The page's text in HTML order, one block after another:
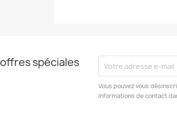
spéciales
Vous pouvez vous
informations de contact